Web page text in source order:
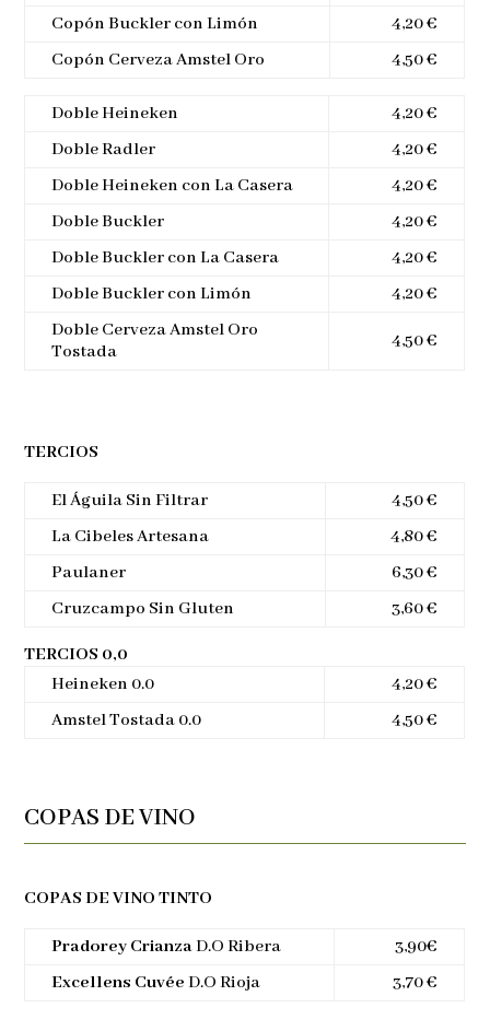
Copón Buckler con Limón
4,20 €
Copón Cerveza Amstel Oro
4,50 €
Doble Heineken
4,20 €
Doble Radler
4,20 €
Doble Heineken con La Casera
4,20 €
Doble Buckler
4,20 €
Doble Buckler con La Casera
4,20 €
Doble Buckler con Limón
4,20 €
Doble Cerveza Amstel Oro
Tostada
4,50 €
TERCIOS
El Águila Sin Filtrar
4,50 €
La Cibeles Artesana
4,80 €
Paulaner
6,30 €
Cruzcampo Sin Gluten
3,60 €
TERCIOS 0,0
Heineken 0.0
4,20 €
Amstel Tostada 0.0
4,50 €
COPAS DE VINO
COPAS DE VINO TINTO
Pradorey CrianzaD.O Ribera
3,90€
Excellens Cuvée D.O Rioja 3,70 €